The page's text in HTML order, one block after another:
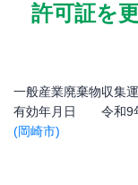
許可証を
一般産業廃棄物収集
有効年月日 令和9
(岡崎市)